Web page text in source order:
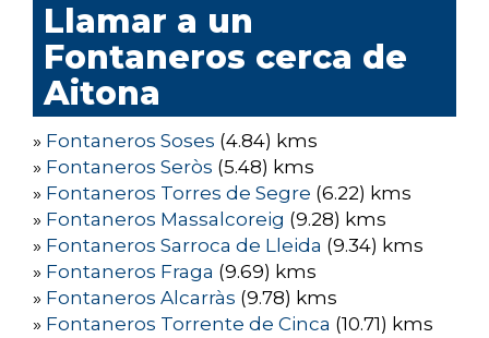
Llamar a un
Fontaneros cerca de
Aitona
» Fontaneros Soses (4.84) kms
» Fontaneros Seròs (5.48) kms
» Fontaneros Torres de Segre (6.22) kms
» Fontaneros Massalcoreig (9.28) kms
» Fontaneros Sarroca de Lleida (9.34) kms
» Fontaneros Fraga (9.69) kms
» Fontaneros Alcarràs (9.78) kms
» Fontaneros Torrente de Cinca (10.71) kms